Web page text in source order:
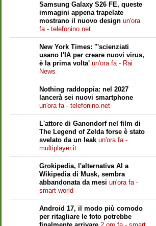
Samsung Galaxy S26 FE, queste
immagini appena trapelate
mostrano il nuovo design un'ora
fa - telefonino.net
New York Times: "'scienziati
usano l'IA per creare nuovi virus,
è la prima volta' un'ora fa - Rai
News
Nothing raddoppia: nel 2027
lancerà sei nuovi smartphone
un'ora fa - telefonino.net
L'attore di Ganondorf nel film di
The Legend of Zelda forse è stato
svelato da un leak un'ora fa -
multiplayer.it
Grokipedia, l'alternativa AI a
Wikipedia di Musk, sembra
abbandonata da mesi un'ora fa -
smart world
Android 17, il modo più comodo
per ritagliare le foto potrebbe